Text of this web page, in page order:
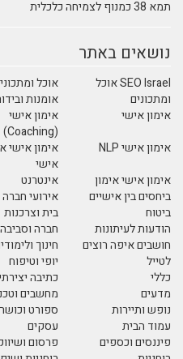
תמא 38 כמנוף לצמיחה כלכלית
נושאים באתר
SEO Israel אוכל
ומתכונים
אוכל
אומנות
אימון אישי
אימון אישי
(Coaching)
אימון אישי NLP
אימון אישי
אישי
אימון אישי אימון
ביחסים בין אישיים
אינטרנט
אירועי חברה
ביטוח
בית וצרכנות
הודעות לעיתונות
חברה וסביבה
חושבים איפה רוצים
לטייל
חינוך
יופי וטיפוח
כללי
כתיבה
מדעים
מחשבים
נופש ותיירות
ספורט
עמוד הבית
עסקים
פיננסים וכספים
פרסום